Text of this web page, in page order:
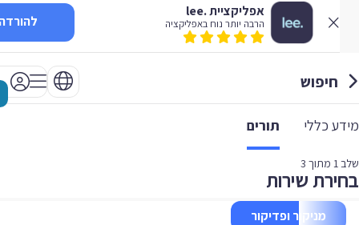
אפליקציית .lee
הרבה יותר נוח באפליקציה להורדה
חיפוש
כללי תורים
1מתוך 3
שירות
מניקור ופדיקור